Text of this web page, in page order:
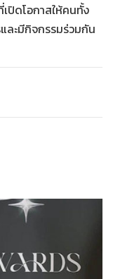
ปิดโอกาสให้คนทั้ง
ละมีกิจกรรมร่วมกัน